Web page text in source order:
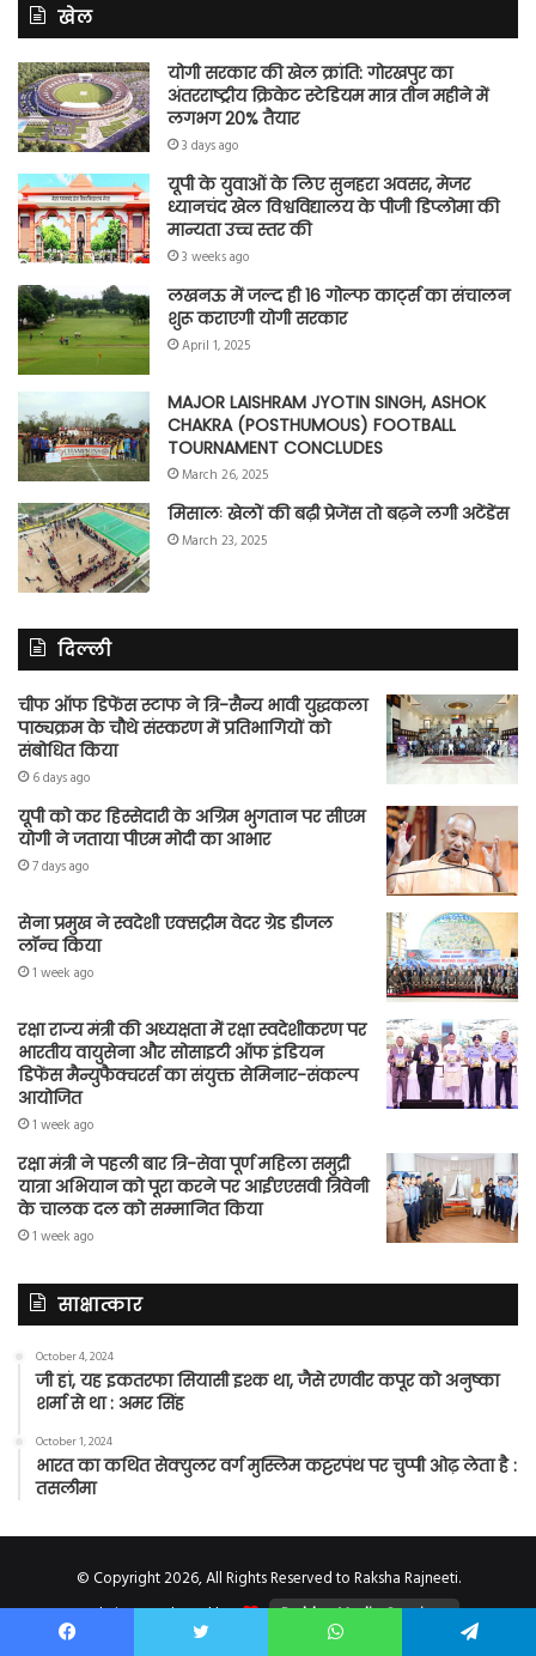
खेल
योगी सरकार की खेल क्रांति: गोरखपुर का
अंतरराष्ट्रीय क्रिकेट स्टेडियम मात्र तीन महीने में
लगभग 20% तैयार
3 days ago
यूपी के युवाओं के लिए सुनहरा अवसर, मेजर
ध्यानचंद खेल विश्वविद्यालय के पीजी डिप्लोमा की
मान्यता उच्च स्तर की
3 weeks ago
लखनऊ में जल्द ही 16 गोल्फ कार्ट्स का संचालन
शुरू कराएगी योगी सरकार
April 1, 2025
MAJOR LAISHRAM JYOTIN SINGH, ASHOK
CHAKRA (POSTHUMOUS) FOOTBALL
TOURNAMENT CONCLUDES
March 26, 2025
मिसालः खेलों की बढ़ी प्रेजेंस तो बढ़ने लगी अटेंडेंस
March 23, 2025
दिल्ली
चीफ ऑफ डिफेंस स्टाफ ने त्रि-सैन्य भावी युद्धकला
पाठ्यक्रम के चौथे संस्करण में प्रतिभागियों को
संबोधित किया
6 days ago
यूपी को कर हिस्सेदारी के अग्रिम भुगतान पर सीएम
योगी ने जताया पीएम मोदी का आभार
7 days ago
सेना प्रमुख ने स्वदेशी एक्सट्रीम वेदर ग्रेड डीजल
लॉन्च किया
1 week ago
रक्षा राज्य मंत्री की अध्यक्षता में रक्षा स्वदेशीकरण पर
भारतीय वायुसेना और सोसाइटी ऑफ इंडियन
डिफेंस मैन्युफैक्चरर्स का संयुक्त सेमिनार-संकल्प
आयोजित
1 week ago
रक्षा मंत्री ने पहली बार त्रि-सेवा पूर्ण महिला समुद्री
यात्रा अभियान को पूरा करने पर आईएएसवी त्रिवेनी
के चालक दल को सम्मानित किया
1 week ago
साक्षात्कार
October 4, 2024
जी हां, यह इकतरफा सियासी इश्क था, जैसे रणवीर कपूर को अनुष्का
शर्मा से था : अमर सिंह
October 1, 2024
भारत का कथित सेक्युलर वर्ग मुस्लिम कट्टरपंथ पर चुप्पी ओढ़ लेता है :
तसलीमा
© Copyright 2026, All Rights Reserved to Raksha Rajneeti.
Website Developed by
Prabhat Media Creations